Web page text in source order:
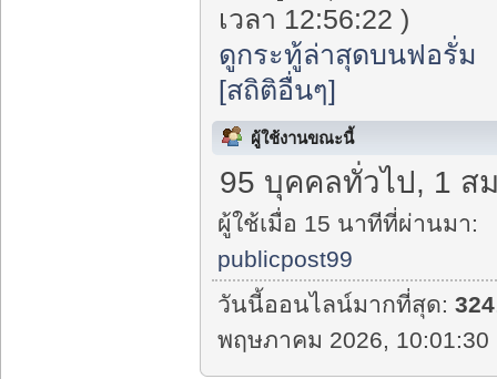
เวลา 12:56:22 )
ดูกระทู้ล่าสุดบนฟอรั่ม
[สถิติอื่นๆ]
ผู้ใช้งานขณะนี้
95 บุคคลทั่วไป, 1 ส
ผู้ใช้เมื่อ 15 นาทีที่ผ่านมา:
publicpost99
วันนี้ออนไลน์มากที่สุด:324
พฤษภาคม 2026, 10:01:30